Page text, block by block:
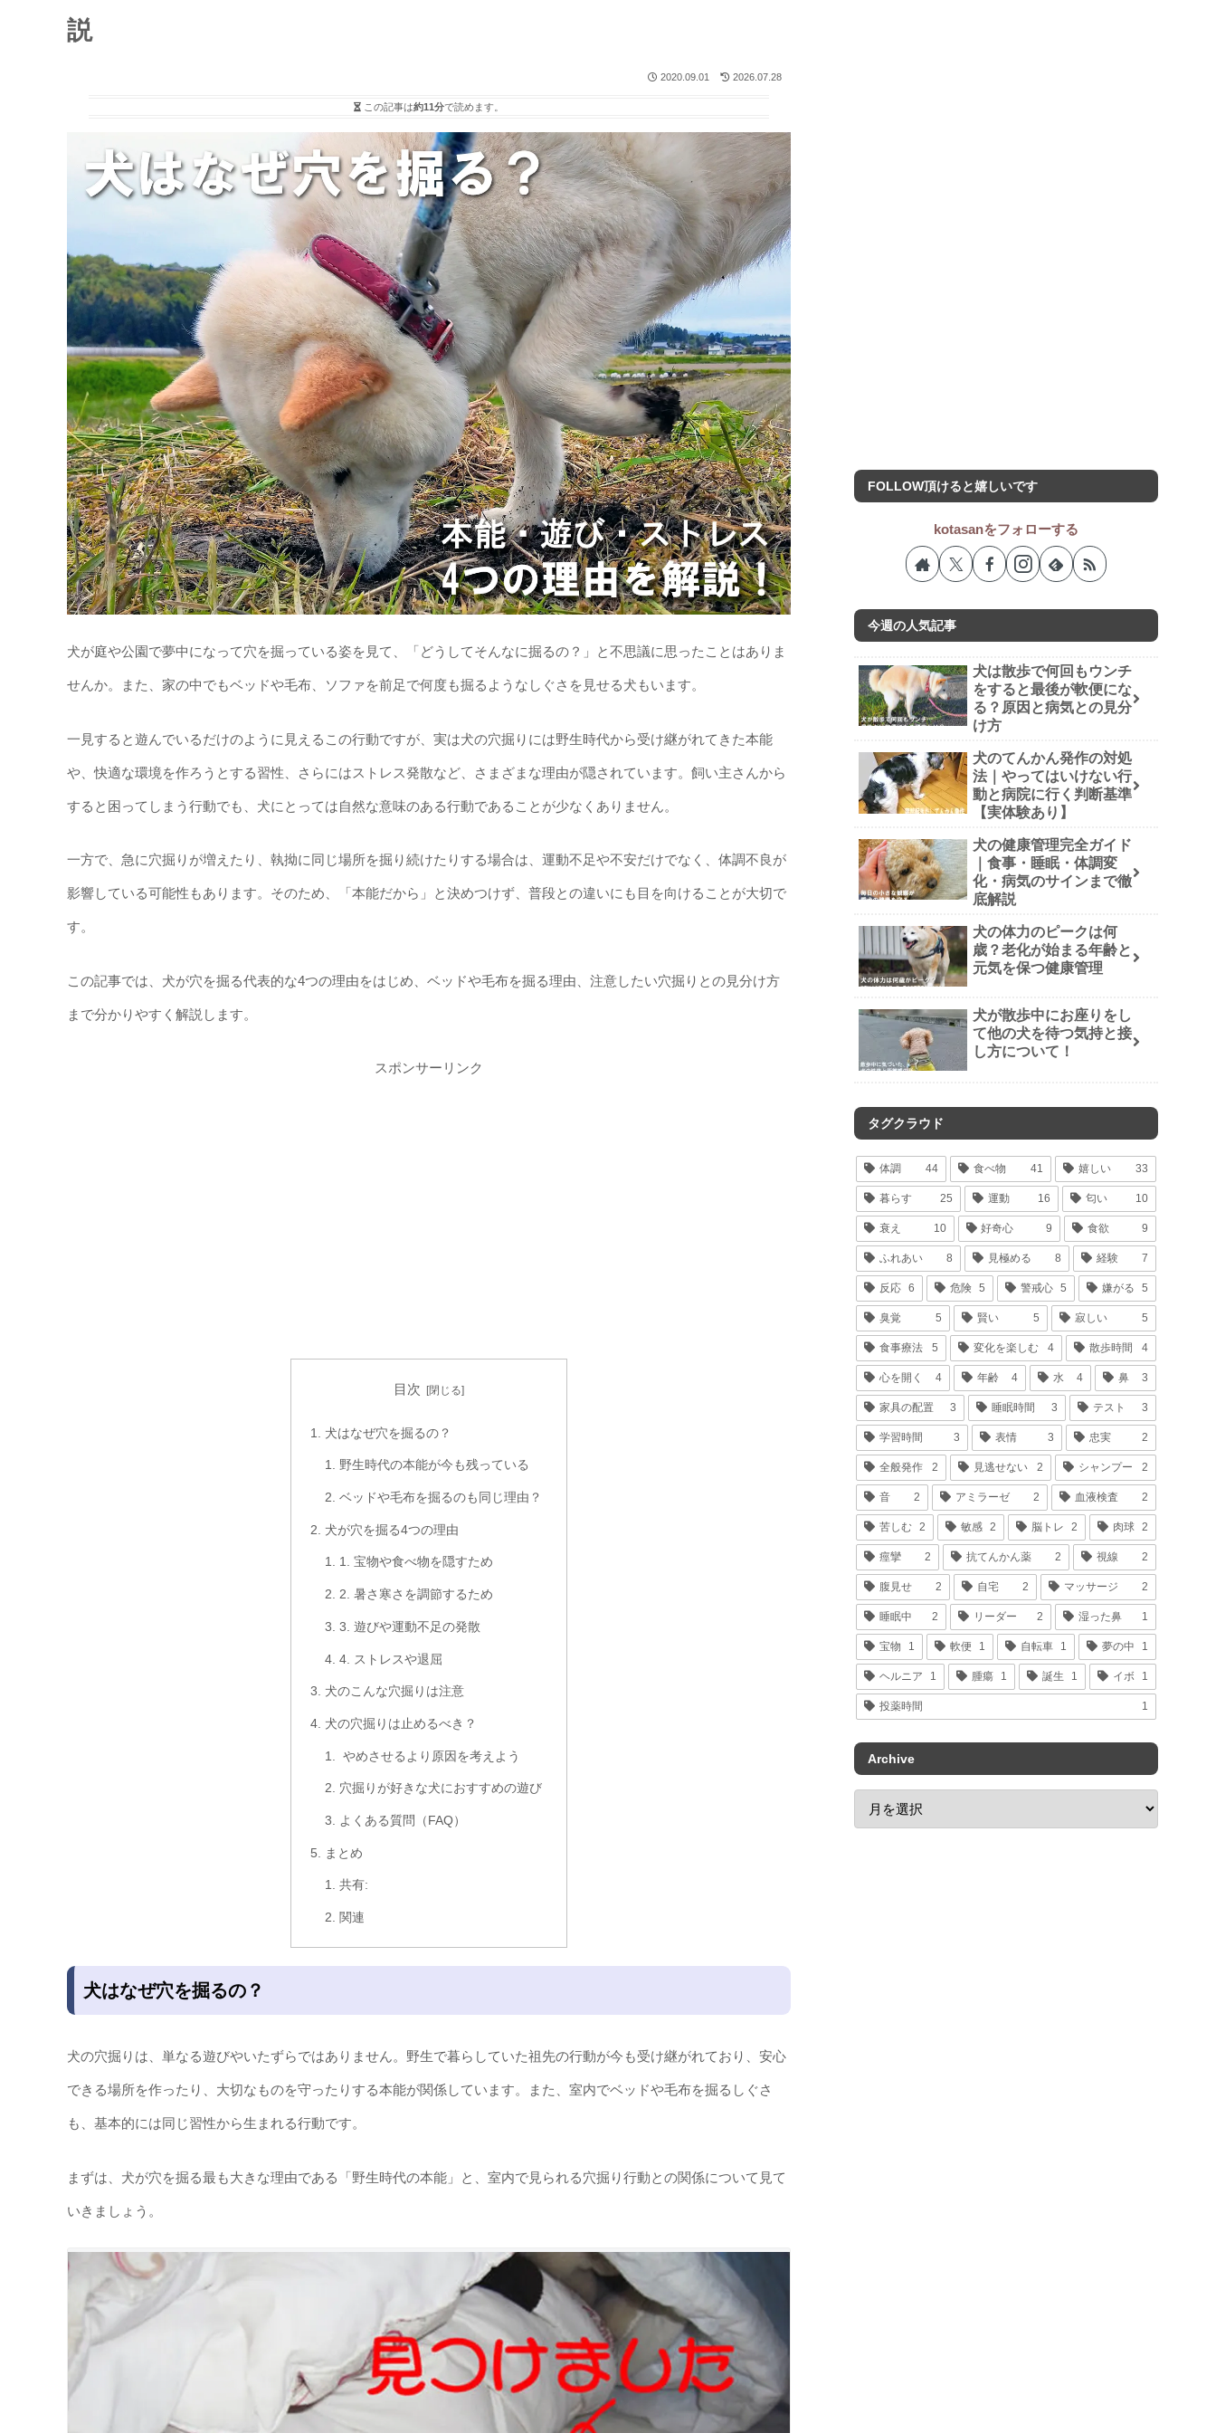
説
2020.09.01 2026.07.28
この記事は約11分で読めます。
犬が庭や公園で夢中になって穴を掘っている姿を見て、「どうしてそんなに掘るの？」と不思議に思ったことはありま
せんか。また、家の中でもベッドや毛布、ソファを前足で何度も掘るようなしぐさを見せる犬もいます。
一見すると遊んでいるだけのように見えるこの行動ですが、実は犬の穴掘りには野生時代から受け継がれてきた本能
や、快適な環境を作ろうとする習性、さらにはストレス発散など、さまざまな理由が隠されています。飼い主さんから
すると困ってしまう行動でも、犬にとっては自然な意味のある行動であることが少なくありません。
一方で、急に穴掘りが増えたり、執拗に同じ場所を掘り続けたりする場合は、運動不足や不安だけでなく、体調不良が
影響している可能性もあります。そのため、「本能だから」と決めつけず、普段との違いにも目を向けることが大切で
す。
この記事では、犬が穴を掘る代表的な4つの理由をはじめ、ベッドや毛布を掘る理由、注意したい穴掘りとの見分け方
まで分かりやすく解説します。
スポンサーリンク
目次
犬はなぜ穴を掘るの？
野生時代の本能が今も残っている
ベッドや毛布を掘るのも同じ理由？
犬が穴を掘る4つの理由
1. 宝物や食べ物を隠すため
2. 暑さ寒さを調節するため
3. 遊びや運動不足の発散
4. ストレスや退屈
犬のこんな穴掘りは注意
犬の穴掘りは止めるべき？
やめさせるより原因を考えよう
穴掘りが好きな犬におすすめの遊び
よくある質問（FAQ）
まとめ
共有:
関連
犬はなぜ穴を掘るの？
犬の穴掘りは、単なる遊びやいたずらではありません。野生で暮らしていた祖先の行動が今も受け継がれており、安心
できる場所を作ったり、大切なものを守ったりする本能が関係しています。また、室内でベッドや毛布を掘るしぐさ
も、基本的には同じ習性から生まれる行動です。
まずは、犬が穴を掘る最も大きな理由である「野生時代の本能」と、室内で見られる穴掘り行動との関係について見て
いきましょう。
FOLLOW頂けると嬉しいです
kotasanをフォローする
今週の人気記事
犬は散歩で何回もウンチ
をすると最後が軟便にな
る？原因と病気との見分
け方
犬のてんかん発作の対処
法｜やってはいけない行
動と病院に行く判断基準
【実体験あり】
犬の健康管理完全ガイド
｜食事・睡眠・体調変
化・病気のサインまで徹
底解説
犬の体力のピークは何
歳？老化が始まる年齢と
元気を保つ健康管理
犬が散歩中にお座りをし
て他の犬を待つ気持と接
し方について！
タグクラウド
体調 44 食べ物 41 嬉しい 33
暮らす 25 運動 16 匂い 10
衰え 10 好奇心 9 食欲 9
ふれあい 8 見極める 8 経験 7
反応 6 危険 5 警戒心 5 嫌がる 5
臭覚 5 賢い 5 寂しい 5
食事療法 5 変化を楽しむ 4 散歩時間 4
心を開く 4 年齢 4 水 4 鼻 3
家具の配置 3 睡眠時間 3 テスト 3
学習時間 3 表情 3 忠実 2
全般発作 2 見逃せない 2 シャンプー 2
音 2 アミラーゼ 2 血液検査 2
苦しむ 2 敏感 2 脳トレ 2 肉球 2
痙攣 2 抗てんかん薬 2 視線 2
腹見せ 2 自宅 2 マッサージ 2
睡眠中 2 リーダー 2 湿った鼻 1
宝物 1 軟便 1 自転車 1 夢の中 1
ヘルニア 1 腫瘍 1 誕生 1 イボ 1
投薬時間 1
Archive